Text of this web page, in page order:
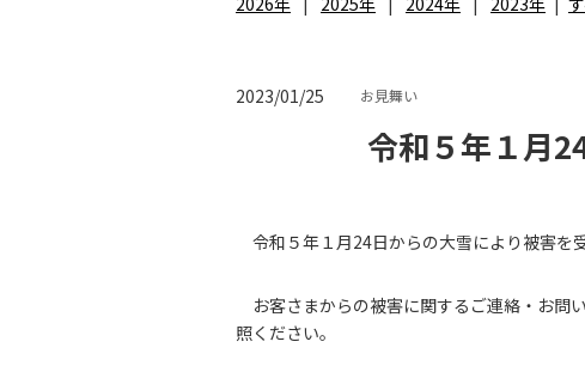
2023/01/25 お見舞い
令和５年１月
令和５年１月24日からの大雪により被害を
お客さまからの被害に関するご連絡・お問
照ください。